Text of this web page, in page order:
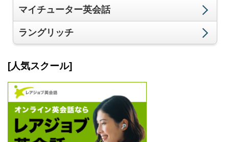
マイチューター英会話
ラングリッチ
[人気スクール]